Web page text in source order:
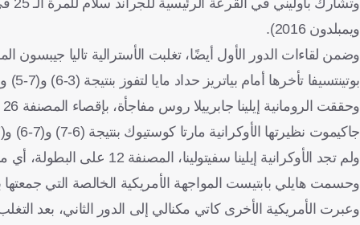
ويمبلدون 2016).
بوتينتسيفا تأخرها أمام بياتريز حداد مايا لتفوز بنتيجة (3-6) و(7-5) و(6-3)،
جاكيموت نظيرتها الأوكرانية مارتا كوستيوك بنتيجة (6-7) و(7-6) و(7-6).
ولم تجد الأوكرانية إيلينا سفيتولينا، المصنفة 12 على البطولة، أي معاناة تذكر في التغلب على الإسبانية كريستيان بوكسا بنتيجة (6-4) و(6-1).
وحسمت هايلي بابتيست المواجهة الأمريكية الخالصة التي جمعتها بتايلور
وعبرت الأمريكية الأخرى كاتي مكنالي إلى الدور الثاني، بعد التغلب